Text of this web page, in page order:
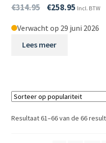
€314.95 €258.95 Incl. BTW
Verwacht op 29 juni 2026
Lees meer
Resultaat 61–66 van de 66